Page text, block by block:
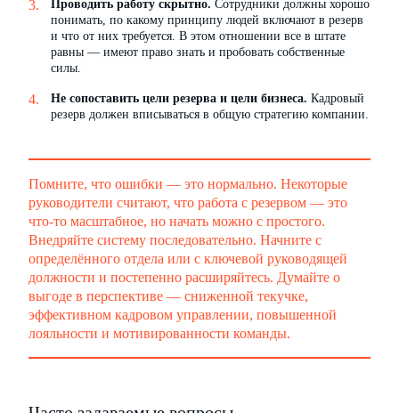
Проводить работу скрытно. Сотрудники должны хорошо
понимать, по какому принципу людей включают в резерв
и что от них требуется. В этом отношении все в штате
равны — имеют право знать и пробовать собственные
силы.
Не сопоставить цели резерва и цели бизнеса. Кадровый
резерв должен вписываться в общую стратегию компании.
Помните, что ошибки — это нормально. Некоторые
руководители считают, что работа с резервом — это
что-то масштабное, но начать можно с простого.
Внедряйте систему последовательно. Начните с
определённого отдела или с ключевой руководящей
должности и постепенно расширяйтесь. Думайте о
выгоде в перспективе — сниженной текучке,
эффективном кадровом управлении, повышенной
лояльности и мотивированности команды.